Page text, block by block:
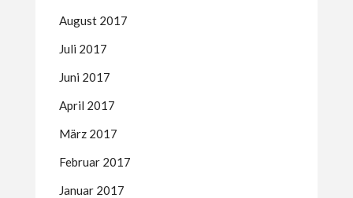
August 2017
Juli 2017
Juni 2017
April 2017
März 2017
Februar 2017
Januar 2017